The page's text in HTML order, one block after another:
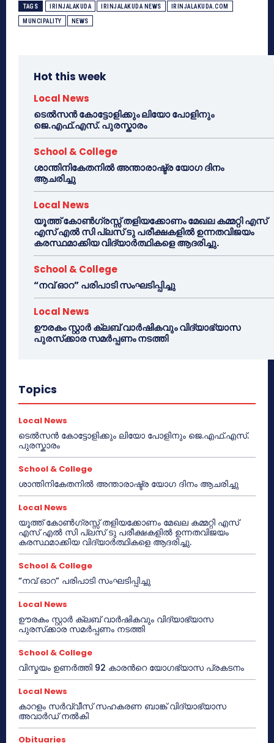
TAGS IRINJALAKUDA IRINJALAKUDA NEWS IRINJALAKUDA.COM
MUNCIPALITY NEWS
Hot this week
Local News
ടെൽസൻ കോട്ടോളിക്കും ലിയോ പോളിനും
ജെ.എഫ്.എസ്. പുരസ്കാരം
School & College
ശാന്തിനികേതനിൽ അന്താരാഷ്ട്ര യോഗ ദിനം
ആചരിച്ചു
Local News
യൂത്ത് കോൺഗ്രസ്സ് തളിയക്കോണം മേഖല കമ്മറ്റി എസ്
എസ് എൽ സി പ്ലസ് ടു പരീക്ഷകളിൽ ഉന്നതവിജയം
കരസ്ഥമാക്കിയ വിദ്യാർത്ഥികളെ ആദരിച്ചു.
School & College
“നവ് ഓറ” പരിപാടി സംഘടിപ്പിച്ചു
Local News
ഊരകം സ്റ്റാർ ക്ലബ് വാർഷികവും വിദ്യാഭ്യാസ
പുരസ്‌ക്കാര സമർപ്പണം നടത്തി
Topics
Local News
ടെൽസൻ കോട്ടോളിക്കും ലിയോ പോളിനും ജെ.എഫ്.എസ്.
പുരസ്കാരം
School & College
ശാന്തിനികേതനിൽ അന്താരാഷ്ട്ര യോഗ ദിനം ആചരിച്ചു
Local News
യൂത്ത് കോൺഗ്രസ്സ് തളിയക്കോണം മേഖല കമ്മറ്റി എസ്
എസ് എൽ സി പ്ലസ് ടു പരീക്ഷകളിൽ ഉന്നതവിജയം
കരസ്ഥമാക്കിയ വിദ്യാർത്ഥികളെ ആദരിച്ചു.
School & College
“നവ് ഓറ” പരിപാടി സംഘടിപ്പിച്ചു
Local News
ഊരകം സ്റ്റാർ ക്ലബ് വാർഷികവും വിദ്യാഭ്യാസ
പുരസ്‌ക്കാര സമർപ്പണം നടത്തി
School & College
വിസ്മയം ഉണർത്തി 92 കാരൻറെ യോഗഭ്യാസ പ്രകടനം
Local News
കാറളം സർവ്വീസ് സഹകരണ ബാങ്ക് വിദ്യാഭ്യാസ
അവാർഡ് നൽകി
Obituaries